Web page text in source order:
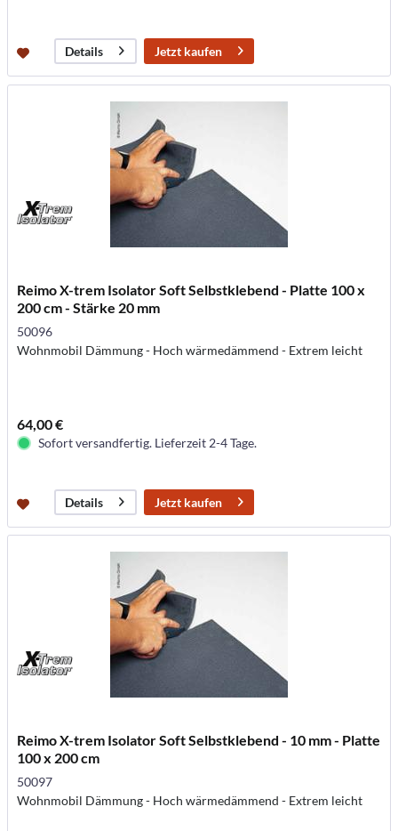
Details Jetzt kaufen
Reimo X-trem Isolator Soft Selbstklebend - Platte 100 x
200 cm - Stärke 20 mm
50096
Wohnmobil Dämmung - Hoch wärmedämmend - Extrem leicht
64,00 €
Sofort versandfertig. Lieferzeit 2-4 Tage.
Details Jetzt kaufen
Reimo X-trem Isolator Soft Selbstklebend - 10 mm - Platte
100 x 200 cm
50097
Wohnmobil Dämmung - Hoch wärmedämmend - Extrem leicht